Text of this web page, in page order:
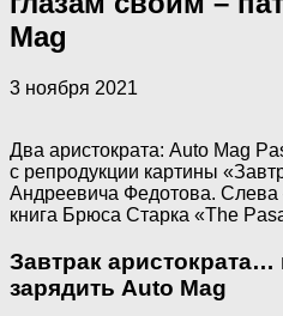
Mag
3 ноября 2021
Два аристократа: Auto Mag
с репродукции картины
Андреевича Федотова. Слева
книга Брюса Старка «The
Завтрак
зарядить Auto Mag